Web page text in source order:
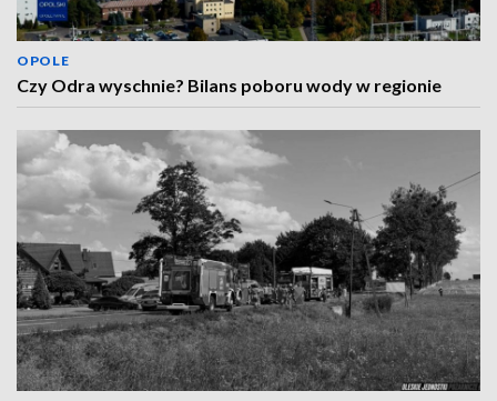
OPOLE
Czy Odra wyschnie? Bilans poboru wody w regionie